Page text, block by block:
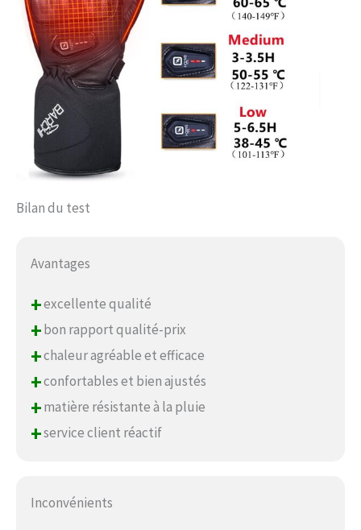
Bilan du test
Avantages
+excellente qualité
+bon rapport qualité-prix
+chaleur agréable et efficace
+confortables et bien ajustés
+matière résistante à la pluie
+service client réactif
Inconvénients